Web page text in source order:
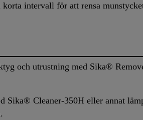
intervall för att rensa
och utrustning med Sika®
Sika® Cleaner-350H eller annat